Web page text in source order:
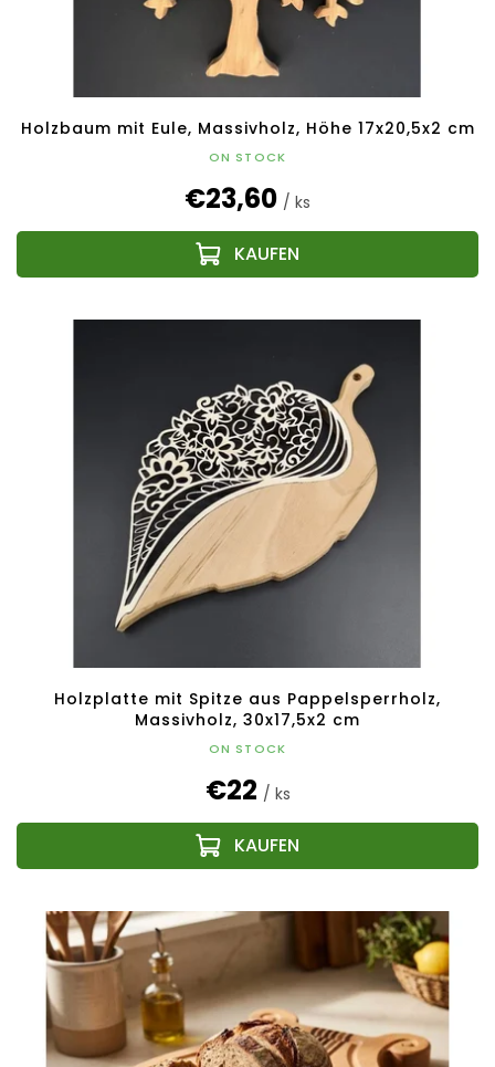
Holzbaum mit Eule, Massivholz, Höhe 17x20,5x2 cm
ON STOCK
€23,60 / ks
Holzplatte mit Spitze aus Pappelsperrholz,
Massivholz, 30x17,5x2 cm
ON STOCK
€22 / ks